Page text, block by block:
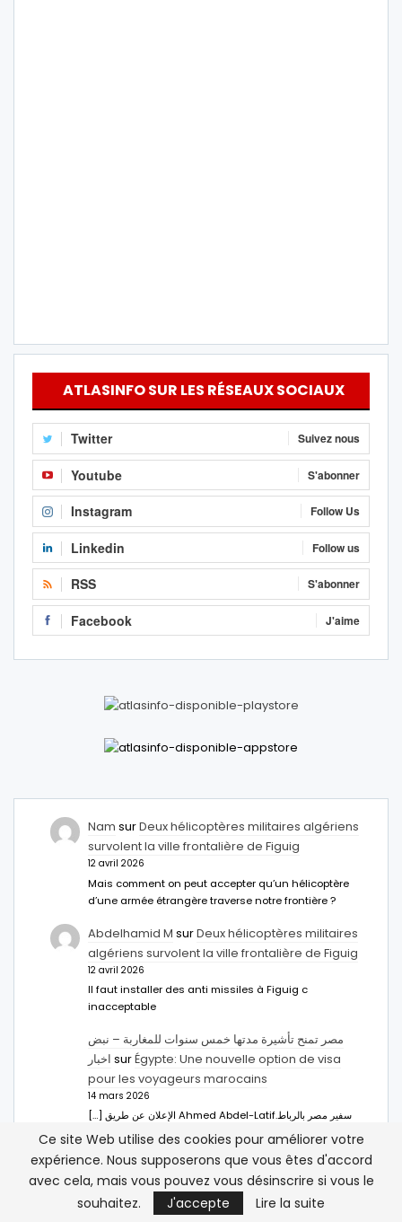
ATLASINFO SUR LES RÉSEAUX SOCIAUX
Twitter Suivez nous
Youtube S'abonner
Instagram Follow Us
Linkedin Follow us
RSS S'abonner
Facebook J'aime
Nam surDeux hélicoptères militaires algériens
survolent la ville frontalière de Figuig
12 avril 2026
Mais comment on peut accepter qu’un hélicoptère
d’une armée étrangère traverse notre frontière ?
Abdelhamid M surDeux hélicoptères militaires
algériens survolent la ville frontalière de Figuig
12 avril 2026
Il faut installer des anti missiles à Figuig c
inacceptable
مصر تمنح تأشيرة مدتها خمس سنوات للمغاربة – نبض
اخبار surÉgypte: Une nouvelle option de visa
pour les voyageurs marocains
14 mars 2026
[…] الإعلان عن طريق Ahmed Abdel-Latifسفير مصر بالرباط.
Après le Venezuela, les États-Unis menacent
Cuba et Groenland - AtlasinfosurChute de
Maduro : un soutien du Polisario en moins
Ce site Web utilise des cookies pour améliorer votre
expérience. Nous supposerons que vous êtes d'accord
avec cela, mais vous pouvez vous désinscrire si vous le
souhaitez.
J'accepte Lire la suite